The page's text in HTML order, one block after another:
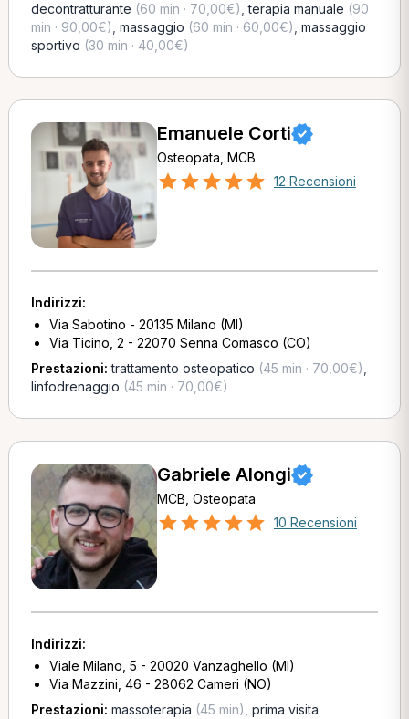
decontratturante (60 min · 70,00€) ,terapia manuale (90
min · 90,00€) massaggio (60 min · 60,00€) massaggio
sportivo (30 min · 40,00€)
Emanuele Corti
Osteopata, MCB
12 Recensioni
Indirizzi:
Via Sabotino - 20135 Milano (MI)
Via Ticino, 2 - 22070 Senna Comasco (CO)
Prestazioni:trattamento osteopatico (45 min · 70,00€)
linfodrenaggio (45 min · 70,00€)
Gabriele Alongi
MCB, Osteopata
10 Recensioni
Indirizzi:
Viale Milano, 5 - 20020 Vanzaghello (MI)
Via Mazzini, 46 - 28062 Cameri (NO)
Prestazioni: massoterapia (45 min) prima visita